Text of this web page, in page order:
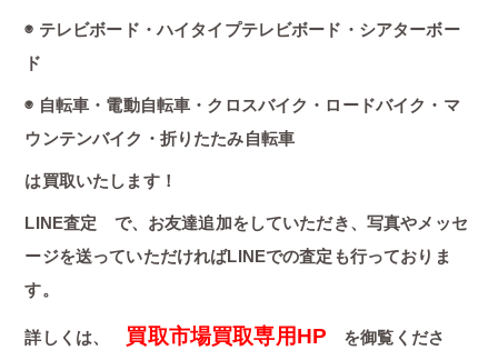
◉ テレビボード・ハイタイプテレビボード・シアターボー
ド
◉ 自転車・電動自転車・クロスバイク・ロードバイク・マ
ウンテンバイク・折りたたみ自転車
は買取いたします！
LINE査定 で、お友達追加をしていただき、写真やメッセ
ージを送っていただければLINEでの査定も行っておりま
す。
詳しくは、 買取市場買取専用HP を御覧くださ